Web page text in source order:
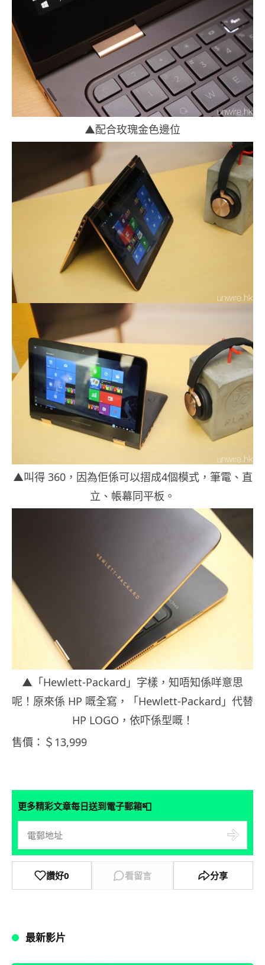
▲配合玫瑰金色邊位
▲叫得 360，因為佢係可以摺成4個模式，筆電、直
立、帳幕同平板。
▲「Hewlett-Packard」字樣，知唔知係咩意思
呢！原來係 HP 嘅全寫，「Hewlett-Packard」代替
HP LOGO，依吓係型嘅！
售價：＄13,999
更多精彩文章每日送到電子郵箱📮
讚好0 看留言 分享
最新影片